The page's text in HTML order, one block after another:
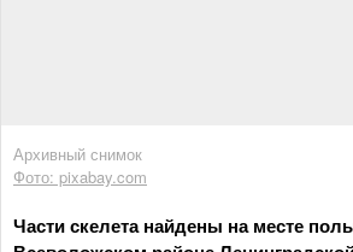
Архивный снимок
Фото: pixabay.com
Части скелета найдены на месте